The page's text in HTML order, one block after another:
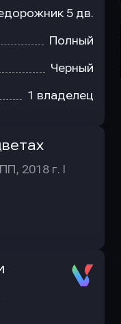
5 дв.
Полный
Черный
1 владелец
2018 г. I